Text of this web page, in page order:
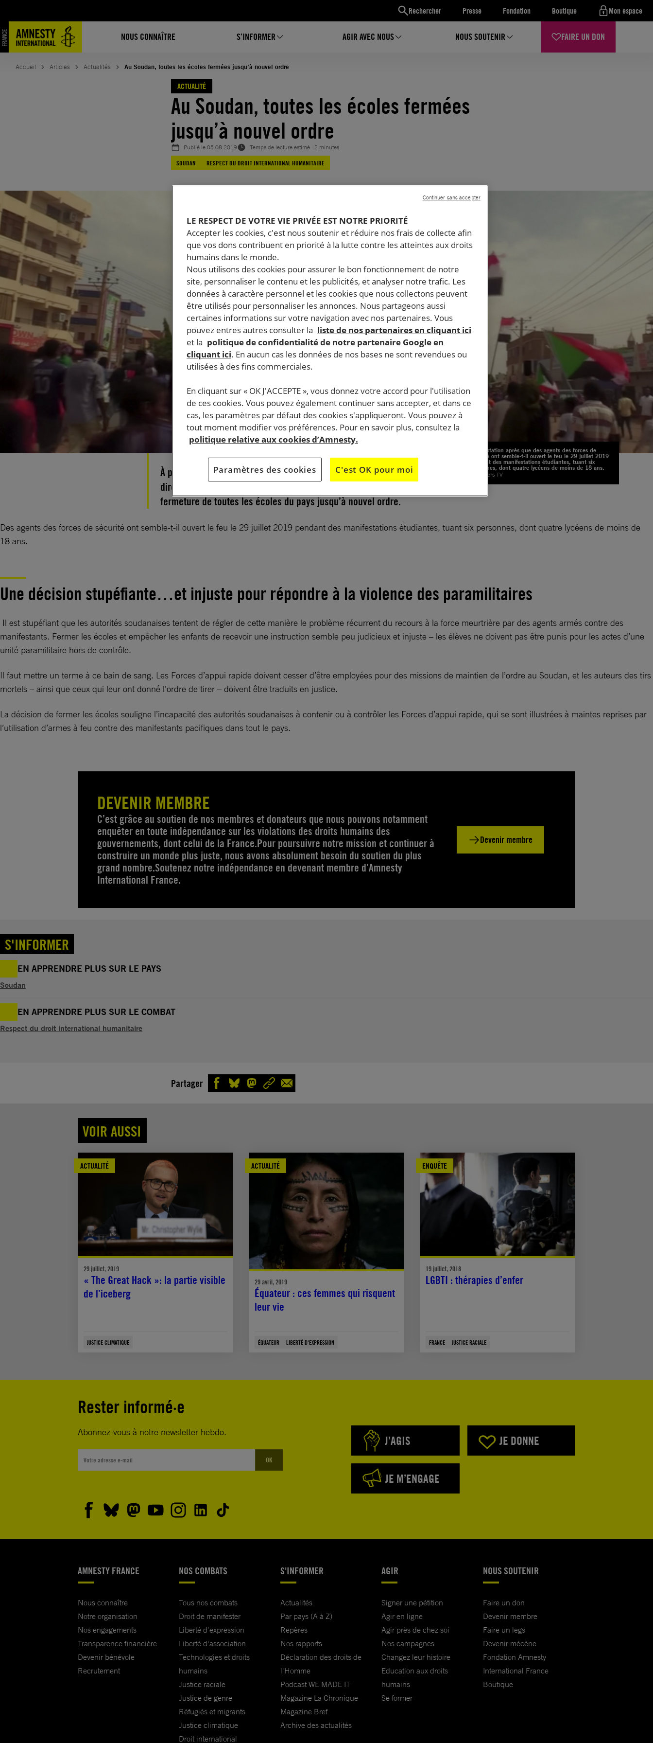
Rechercher Presse Fondation Boutique Mon espace
NOUS CONNAÎTRE S’INFORMER AGIR AVEC NOUS NOUS SOUTENIR FAIRE UN DON
contenu
Accueil Articles Actualités Au Soudan, toutes les écoles fermées jusqu’à nouvel ordre
ACTUALITÉ
Au Soudan, toutes les écoles fermées
jusqu’à nouvel ordre
Publié le05.08.2019
Temps de lecture estimé : 2 minutes
SOUDAN
RESPECT DU DROIT INTERNATIONAL HUMANITAIRE
Manifestation après que des agents des forces de
sécurité ont semble-t-il ouvert le feu le 29 juillet 2019
pendant des manifestations étudiantes, tuant six
personnes, dont quatre lycéens de moins de 18 ans.
© Reuters TV
À peine un mois après le début d’une nouvelle période de cours, une
directive des autorités militaires au pouvoir au Soudan a ordonné la
fermeture de toutes les écoles du pays jusqu’à nouvel ordre.
Des agents des forces de sécurité ont semble-t-il ouvert le feu le 29 juillet 2019 pendant des manifestations étudiantes, tuant six personnes, dont quatre lycéens de moins de
18 ans.
Une décision stupéfiante…et injuste pour répondre à la violence des paramilitaires
Il est stupéfiant que les autorités soudanaises tentent de régler de cette manière le problème récurrent du recours à la force meurtrière par des agents armés contre des
manifestants. Fermer les écoles et empêcher les enfants de recevoir une instruction semble peu judicieux et injuste – les élèves ne doivent pas être punis pour les actes d’une
unité paramilitaire hors de contrôle.
Il faut mettre un terme à ce bain de sang. Les Forces d’appui rapide doivent cesser d’être employées pour des missions de maintien de l’ordre au Soudan, et les auteurs des tirs
mortels – ainsi que ceux qui leur ont donné l’ordre de tirer – doivent être traduits en justice.
La décision de fermer les écoles souligne l’incapacité des autorités soudanaises à contenir ou à contrôler les Forces d’appui rapide, qui se sont illustrées à maintes reprises par
l’utilisation d’armes à feu contre des manifestants pacifiques dans tout le pays.
DEVENIR MEMBRE
C’est grâce au soutien de nos membres et donateurs que nous pouvons notamment
enquêter en toute indépendance sur les violations des droits humains des
gouvernements, dont celui de la France.Pour poursuivre notre mission et continuer à
construire un monde plus juste, nous avons absolument besoin du soutien du plus
grand nombre.Soutenez notre indépendance en devenant membre d’Amnesty
International France.
Devenir membre
S'INFORMER
EN APPRENDRE PLUS SUR LE PAYS
Soudan
EN APPRENDRE PLUS SUR LE COMBAT
Respect du droit international humanitaire
Partager
VOIR AUSSI
ACTUALITÉ
29 juillet, 2019
« The Great Hack »: la partie visible
de l’iceberg
JUSTICE CLIMATIQUE
ACTUALITÉ
29 avril, 2019
Équateur : ces femmes qui risquent
leur vie
ÉQUATEUR LIBERTÉ D'EXPRESSION
ENQUÊTE
19 juillet, 2018
LGBTI : thérapies d’enfer
FRANCE JUSTICE RACIALE
Rester informé·e
Abonnez-vous à notre newsletter hebdo.
OK
J’AGIS JE DONNE
JE M’ENGAGE
AMNESTY FRANCE
Nous connaître
Notre organisation
Nos engagements
Transparence financière
Devenir bénévole
Recrutement
NOS COMBATS
Tous nos combats
Droit de manifester
Liberté d'expression
Liberté d'association
Technologies et droits
humains
Justice raciale
Justice de genre
Réfugiés et migrants
Justice climatique
Droit international
S'INFORMER
Actualités
Par pays (A à Z)
Repères
Nos rapports
Déclaration des droits de
l'Homme
Podcast WE MADE IT
Magazine La Chronique
Magazine Bref
Archive des actualités
AGIR
Signer une pétition
Agir en ligne
Agir près de chez soi
Nos campagnes
Changez leur histoire
Education aux droits
humains
Se former
NOUS SOUTENIR
Faire un don
Devenir membre
Faire un legs
Devenir mécène
Fondation Amnesty
International France
Boutique
LE RESPECT DE VOTRE VIE PRIVÉE EST NOTRE PRIORITÉ
Accepter les cookies, c'est nous soutenir et réduire nos frais de collecte afin
que vos dons contribuent en priorité à la lutte contre les atteintes aux droits
humains dans le monde.
Nous utilisons des cookies pour assurer le bon fonctionnement de notre
site, personnaliser le contenu et les publicités, et analyser notre trafic. Les
données à caractère personnel et les cookies que nous collectons peuvent
être utilisés pour personnaliser les annonces. Nous partageons aussi
certaines informations sur votre navigation avec nos partenaires. Vous
pouvez entres autres consulter la liste de nos partenaires en cliquant ici
et la politique de confidentialité de notre partenaire Google en
cliquant ici. En aucun cas les données de nos bases ne sont revendues ou
utilisées à des fins commerciales.
En cliquant sur « OK J'ACCEPTE », vous donnez votre accord pour l'utilisation
de ces cookies. Vous pouvez également continuer sans accepter, et dans ce
cas, les paramètres par défaut des cookies s'appliqueront. Vous pouvez à
tout moment modifier vos préférences. Pour en savoir plus, consultez la
politique relative aux cookies d’Amnesty.
Paramètres des cookies C'est OK pour moi
Continuer sans accepter